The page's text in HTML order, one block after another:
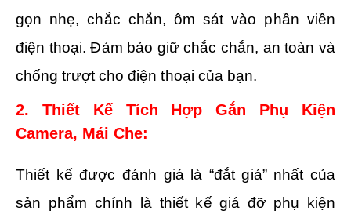
gọn nhẹ, chắc chắn, ôm sát vào phần viền
điện thoại. Đảm bảo giữ chắc chắn, an toàn và
chống trượt cho điện thoại của bạn.
2. Thiết Kế Tích Hợp Gắn Phụ Kiện
Camera, Mái Che:
Thiết kế được đánh giá là “đắt giá” nhất của
sản phẩm chính là thiết kế giá đỡ phụ kiện